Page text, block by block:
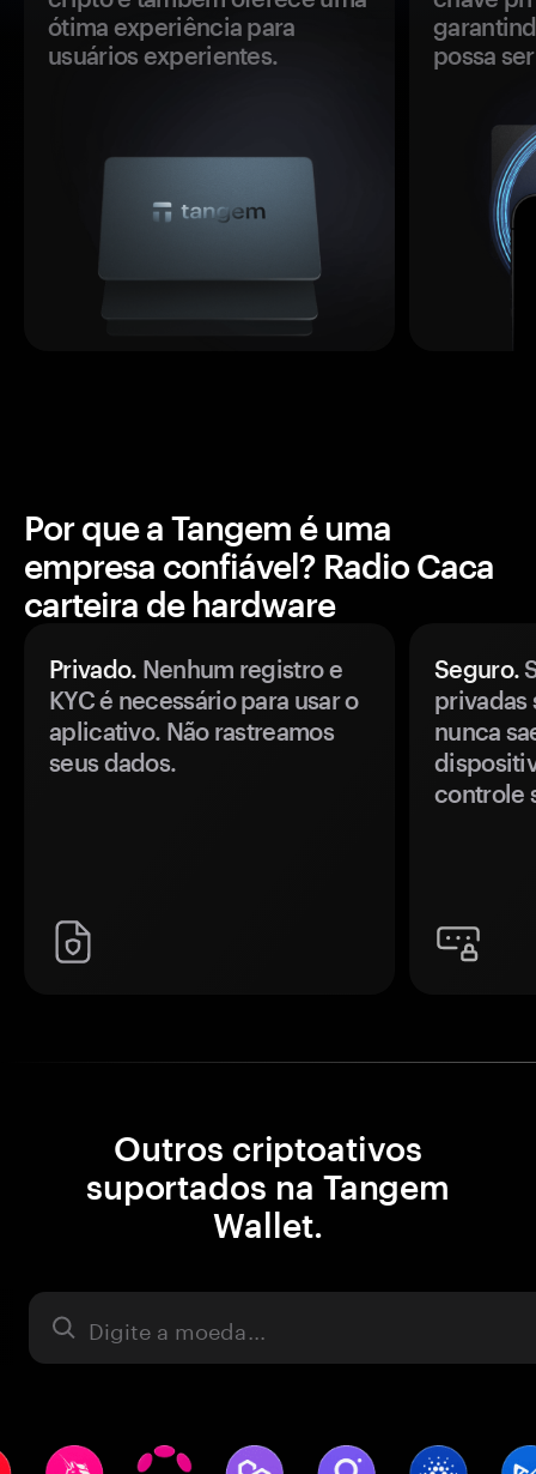
ótima experiência para
usuários experientes.
possa
Por que a Tangem é uma
empresa confiável? Radio Caca
carteira de hardware
Privado. Nenhum registro e
KYC é necessário para usar o
aplicativo. Não rastreamos
seus dados.
Seguro.
privadas
nunca
controle
Outros criptoativos
suportados na Tangem
Wallet.
Ativo